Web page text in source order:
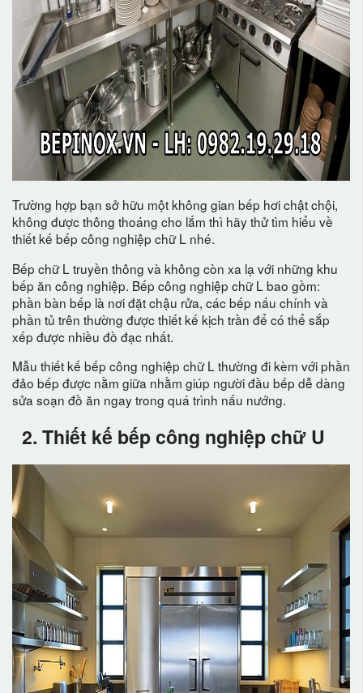
Trường hợp bạn sở hữu một không gian bếp hơi chật chội,
không được thông thoáng cho lắm thì hãy thử tìm hiểu về
thiết kế bếp công nghiệp chữ L nhé.
Bếp chữ L truyền thông và không còn xa lạ với những khu
bếp ăn công nghiệp. Bếp công nghiệp chữ L bao gồm:
phần bàn bếp là nơi đặt chậu rửa, các bếp nấu chính và
phần tủ trên thường được thiết kế kịch trần để có thể sắp
xếp được nhiều đồ đạc nhất.
Mẫu thiết kế bếp công nghiệp chữ L thường đi kèm với phần
đảo bếp được nằm giữa nhằm giúp người đầu bếp dễ dàng
sửa soạn đồ ăn ngay trong quá trình nấu nướng.
2. Thiết kế bếp công nghiệp chữ U